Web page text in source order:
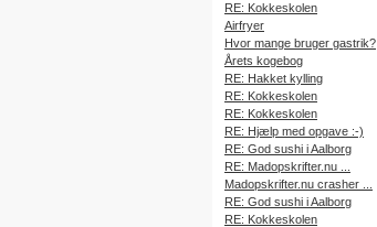
RE: Kokkeskolen
Airfryer
Hvor mange bruger gastrik?
Årets kogebog
RE: Hakket kylling
RE: Kokkeskolen
RE: Kokkeskolen
RE: Hjælp med opgave :-)
RE: God sushi i Aalborg
RE: Madopskrifter.nu ...
Madopskrifter.nu crasher ...
RE: God sushi i Aalborg
RE: Kokkeskolen